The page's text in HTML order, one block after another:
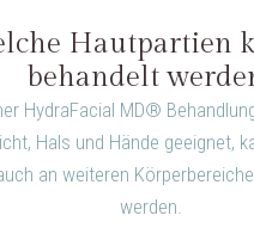
Hautpartien
behandelt
HydraFacial MD®
Hals und Hände geeignet,
an weiteren
werden.